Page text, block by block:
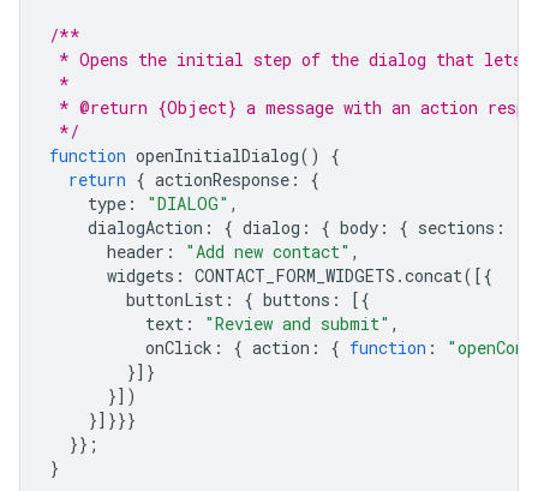
/**
* Opens the initial step of the dialog that lets
*
* @return {Object} a message with an action
*/
function openInitialDialog()
{
return { actionResponse :
{
type : "DIALOG" ,
dialogAction : { dialog : { body : { sections :
header : "Add new contact" ,
widgets : CONTACT_FORM_WIDGETS .concat([{
buttonList : { buttons :
[{
text : "Review and submit" ,
onClick : { action : { function :
}]}
}])
}]}}}
}};
}